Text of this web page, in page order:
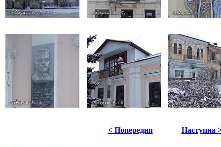
< Попередня Наступна